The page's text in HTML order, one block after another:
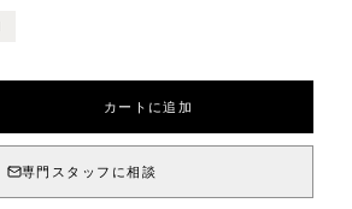
カートに追加
専門スタッフに相談